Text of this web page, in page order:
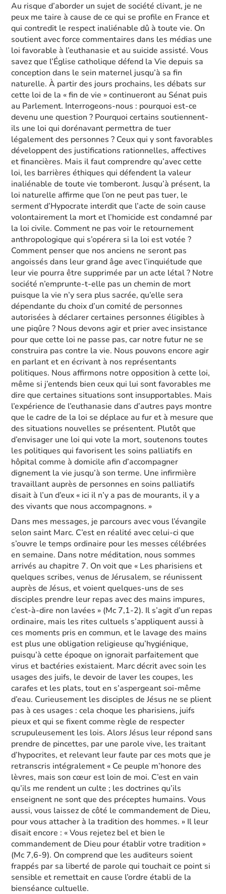
Au risque d’aborder un sujet de société clivant, je ne
peux me taire à cause de ce qui se profile en France et
qui contredit le respect inaliénable dû à toute vie. On
soutient avec force commentaires dans les médias une
loi favorable à l’euthanasie et au suicide assisté. Vous
savez que l’Église catholique défend la Vie depuis sa
conception dans le sein maternel jusqu’à sa fin
naturelle. À partir des jours prochains, les débats sur
cette loi de la « fin de vie » continueront au Sénat puis
au Parlement. Interrogeons-nous : pourquoi est-ce
devenu une question ? Pourquoi certains soutiennent-
ils une loi qui dorénavant permettra de tuer
légalement des personnes ? Ceux qui y sont favorables
développent des justifications rationnelles, affectives
et financières. Mais il faut comprendre qu’avec cette
loi, les barrières éthiques qui défendent la valeur
inaliénable de toute vie tomberont. Jusqu’à présent, la
loi naturelle affirme que l’on ne peut pas tuer, le
serment d’Hypocrate interdit que l’acte de soin cause
volontairement la mort et l’homicide est condamné par
la loi civile. Comment ne pas voir le retournement
anthropologique qui s’opérera si la loi est votée ?
Comment penser que nos anciens ne seront pas
angoissés dans leur grand âge avec l’inquiétude que
leur vie pourra être supprimée par un acte létal ? Notre
société n’emprunte-t-elle pas un chemin de mort
puisque la vie n’y sera plus sacrée, qu’elle sera
dépendante du choix d’un comité de personnes
autorisées à déclarer certaines personnes éligibles à
une piqûre ? Nous devons agir et prier avec insistance
pour que cette loi ne passe pas, car notre futur ne se
construira pas contre la vie. Nous pouvons encore agir
en parlant et en écrivant à nos représentants
politiques. Nous affirmons notre opposition à cette loi,
même si j’entends bien ceux qui lui sont favorables me
dire que certaines situations sont insupportables. Mais
l’expérience de l’euthanasie dans d’autres pays montre
que le cadre de la loi se déplace au fur et à mesure que
des situations nouvelles se présentent. Plutôt que
d’envisager une loi qui vote la mort, soutenons toutes
les politiques qui favorisent les soins palliatifs en
hôpital comme à domicile afin d’accompagner
dignement la vie jusqu’à son terme. Une infirmière
travaillant auprès de personnes en soins palliatifs
disait à l’un d’eux « ici il n’y a pas de mourants, il y a
des vivants que nous accompagnons. »
Dans mes messages, je parcours avec vous l’évangile
selon saint Marc. C’est en réalité avec celui-ci que
s’ouvre le temps ordinaire pour les messes célébrées
en semaine. Dans notre méditation, nous sommes
arrivés au chapitre 7. On voit que « Les pharisiens et
quelques scribes, venus de Jérusalem, se réunissent
auprès de Jésus, et voient quelques-uns de ses
disciples prendre leur repas avec des mains impures,
c’est-à-dire non lavées » (Mc 7,1-2). Il s’agit d’un repas
ordinaire, mais les rites cultuels s’appliquent aussi à
ces moments pris en commun, et le lavage des mains
est plus une obligation religieuse qu’hygiénique,
puisqu’à cette époque on ignorait parfaitement que
virus et bactéries existaient. Marc décrit avec soin les
usages des juifs, le devoir de laver les coupes, les
carafes et les plats, tout en s’aspergeant soi-même
d’eau. Curieusement les disciples de Jésus ne se plient
pas à ces usages : cela choque les pharisiens, juifs
pieux et qui se fixent comme règle de respecter
scrupuleusement les lois. Alors Jésus leur répond sans
prendre de pincettes, par une parole vive, les traitant
d’hypocrites, et relevant leur faute par ces mots que je
retranscris intégralement « Ce peuple m’honore des
lèvres, mais son cœur est loin de moi. C’est en vain
qu’ils me rendent un culte ; les doctrines qu’ils
enseignent ne sont que des préceptes humains. Vous
aussi, vous laissez de côté le commandement de Dieu,
pour vous attacher à la tradition des hommes. » Il leur
disait encore : « Vous rejetez bel et bien le
commandement de Dieu pour établir votre tradition »
(Mc 7,6-9). On comprend que les auditeurs soient
frappés par sa liberté de parole qui touchait ce point si
sensible et remettait en cause l’ordre établi de la
bienséance cultuelle.